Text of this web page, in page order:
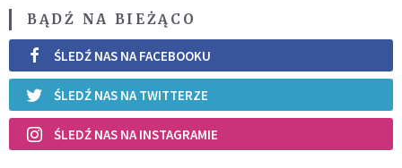
BĄDŹ NA BIEŻĄCO
ŚLEDŹ NAS NA FACEBOOKU
ŚLEDŹ NAS NA TWITTERZE
ŚLEDŹ NAS NA INSTAGRAMIE